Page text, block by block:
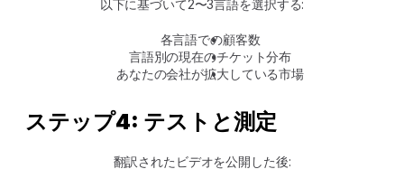
以下に基づいて2〜3言語を選択する:
各言語での顧客数
言語別の現在のチケット分布
あなたの会社が拡大している市場
ステップ4: テストと測定
翻訳されたビデオを公開した後: